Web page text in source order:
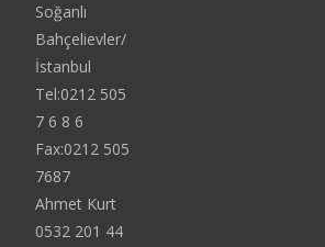
Soğanlı
Bahçelievler/
İstanbul
Tel:0212 505
7 6 8 6
Fax:0212 505
7687
Ahmet Kurt
0532 201 44